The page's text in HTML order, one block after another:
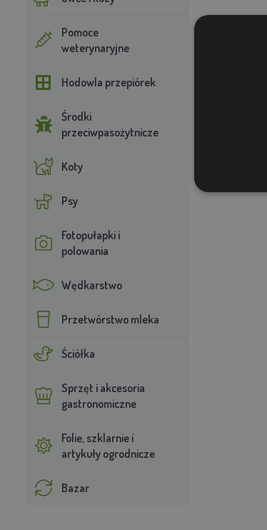
Pomoce
weterynaryjne
Hodowla przepiórek
Środki
przeciwpasożytnicze
Koty
Psy
Fotopułapki i
polowania
Wędkarstwo
Przetwórstwo mleka
Ściółka
Sprzęt i akcesoria
gastronomiczne
Folie, szklarnie i
artykuły ogrodnicze
Bazar